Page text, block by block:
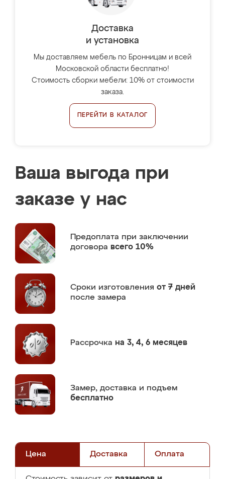
Доставка
и установка
Мы доставляем мебель по Бронницам и всей
Московской области бесплатно!
Стоимость сборки мебели: 10% от стоимости
заказа.
ПЕРЕЙТИ В КАТАЛОГ
Ваша выгода при
заказе у нас
Предоплата при заключении
договора всего 10%
Сроки изготовления от 7 дней
после замера
Рассрочка на 3, 4, 6 месяцев
Замер, доставка и подъем
бесплатно
Цена Доставка Оплата